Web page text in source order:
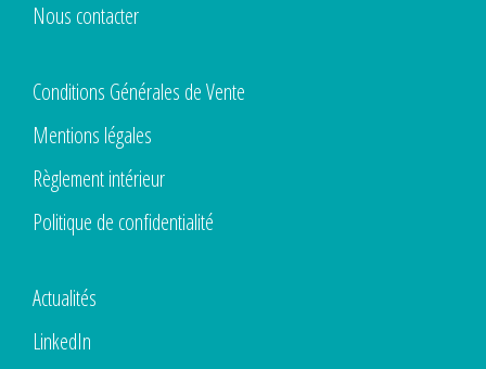
Nous contacter
Conditions Générales de Vente
Mentions légales
Règlement intérieur
Politique de confidentialité
Actualités
LinkedIn